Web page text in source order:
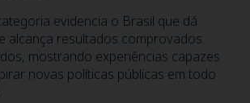
evidencia o Brasil que dá
alcança resultados comprovados
mostrando experiências capazes
novas políticas públicas em todo